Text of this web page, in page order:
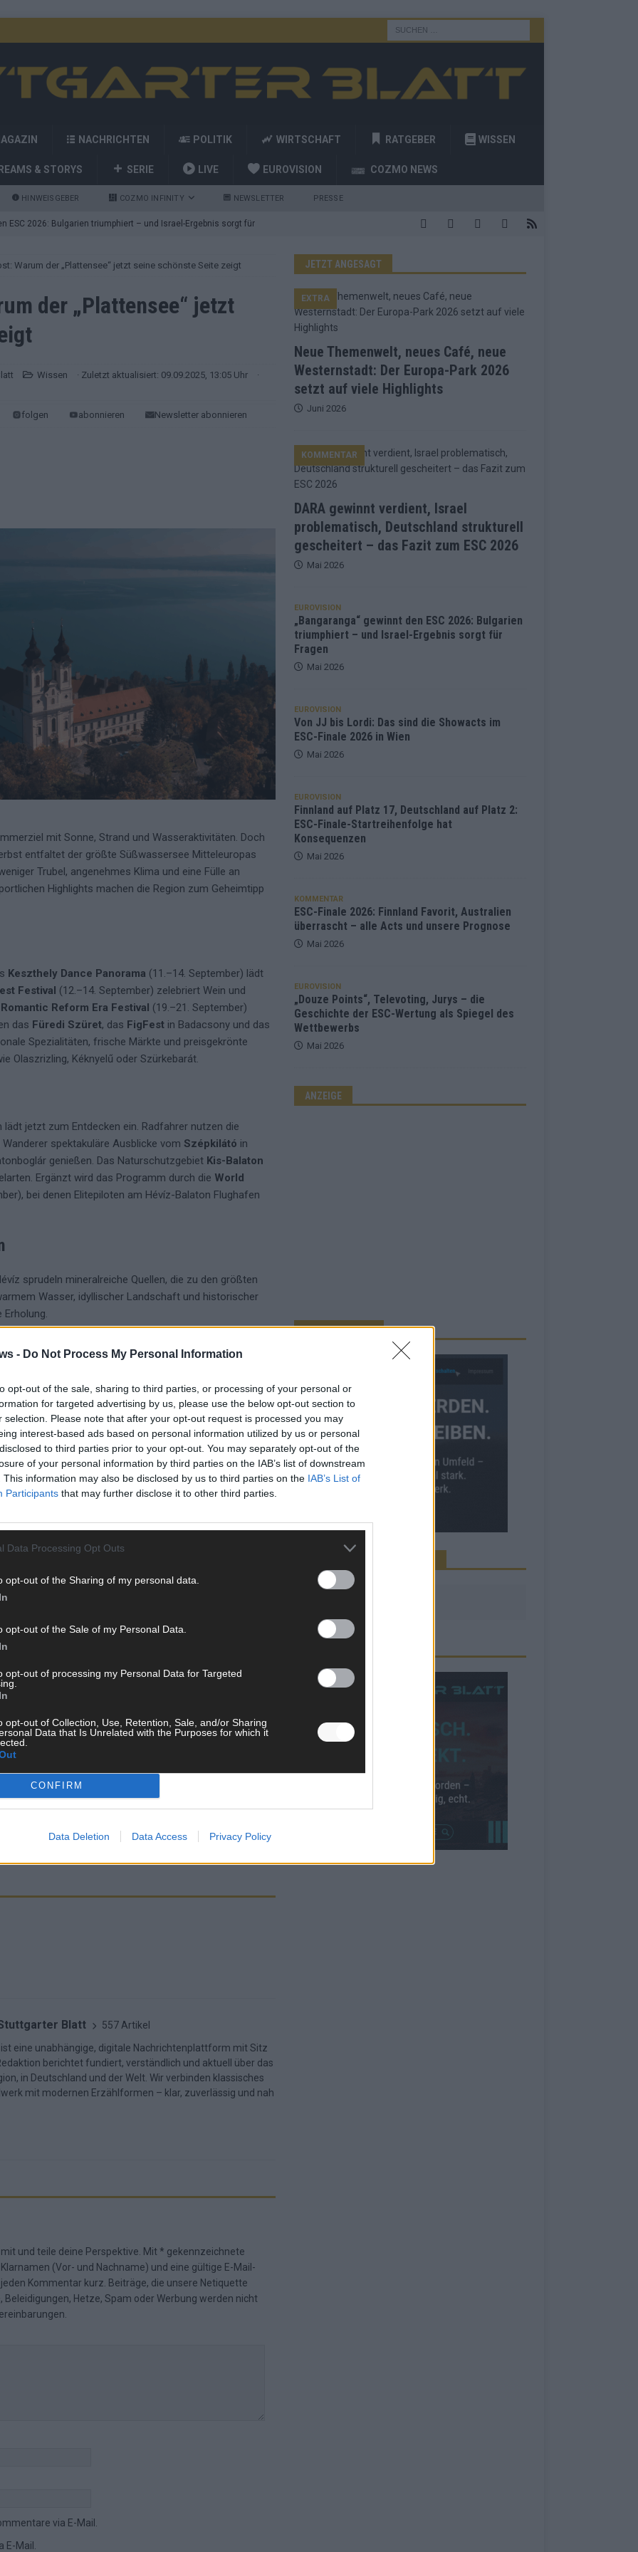
- Do Not Process My Personal Information
opt-out of the sale, sharing to third parties, or processing of your personal or
for targeted advertising by us, please use the below opt-out section to
selection. Please note that after your opt-out request is processed you may
interest-based ads based on personal information utilized by us or personal
to third parties prior to your opt-out. You may separately opt-out of the
of your personal information by third parties on the IAB’s list of downstream
This information may also be disclosed by us to third parties on the IAB’s List of
Participants that may further disclose it to other third parties.
Data Processing Opt Outs
opt-out of the Sharing of my personal data.
opt-out of the Sale of my Personal Data.
opt-out of processing my Personal Data for Targeted
opt-out of Collection, Use, Retention, Sale, and/or Sharing
Data that Is Unrelated with the Purposes for which it
CONFIRM
Data Deletion Data Access Privacy Policy
NACHRICHTEN POLITIK WIRTSCHAFT RATGEBER WISSEN
& STORYS SERIE LIVE EUROVISION COZMO NEWS
HINWEISGEBER COZMO INFINITY NEWSLETTER PRESSE
ESC 2026: Bulgarien triumphiert – und Israel-Ergebnis sorgt für
die Showacts im ESC-Finale 2026 in Wien EUROVISION
auf Platz 2: ESC-Finale-Startreihenfolge hat
Favorit, Australien überrascht – alle Acts und unsere Prognose
problematisch, Deutschland strukturell gescheitert – das
Warum der „Plattensee“ jetzt seine schönste Seite zeigt
der „Plattensee“ jetzt
Wissen · Zuletzt aktualisiert: 09.09.2025, 13:05 Uhr
·
folgen abonnieren Newsletter abonnieren
mit Sonne, Strand und Wasseraktivitäten. Doch
entfaltet der größte Süßwassersee Mitteleuropas
Trubel, angenehmes Klima und eine Fülle an
Highlights machen die Region zum Geheimtipp
Keszthely Dance Panorama (11.–14. September) lädt
Festival (12.–14. September) zelebriert Wein und
Romantic Reform Era Festival (19.–21. September)
das Füredi Szüret, das FigFest in Badacsony und das
Spezialitäten, frische Märkte und preisgekrönte
Olaszrizling, Kéknyelű oder Szürkebarát.
jetzt zum Entdecken ein. Radfahrer nutzen die
spektakuläre Ausblicke vom Szépkilátó in
genießen. Das Naturschutzgebiet Kis-Balaton
Ergänzt wird das Programm durch die World
bei denen Elitepiloten am Hévíz-Balaton Flughafen
sprudeln mineralreiche Quellen, die zu den größten
Wasser, idyllischer Landschaft und historischer
und vielseitiger – ein Reiseziel, das Kultur, Natur,
HERBST UNGARN REISEN
Blatt 557 Artikel
eine unabhängige, digitale Nachrichtenplattform mit Sitz
berichtet fundiert, verständlich und aktuell über das
in Deutschland und der Welt. Wir verbinden klassisches
mit modernen Erzählformen – klar, zuverlässig und nah
und teile deine Perspektive. Mit * gekennzeichnete
(Vor- und Nachname) und eine gültige E-Mail-
Kommentar kurz. Beiträge, die unsere Netiquette
Hetze, Spam oder Werbung werden nicht
.
via E-Mail.
E-Mail.
JETZT ANGESAGT
Neue Themenwelt, neues Café, neue
Westernstadt: Der Europa-Park 2026
setzt auf viele Highlights
EXTRA
Juni 2026
DARA gewinnt verdient, Israel
problematisch, Deutschland strukturell
gescheitert – das Fazit zum ESC 2026
KOMMENTAR
Mai 2026
EUROVISION
„Bangaranga“ gewinnt den ESC 2026: Bulgarien
triumphiert – und Israel-Ergebnis sorgt für
Fragen
Mai 2026
EUROVISION
Von JJ bis Lordi: Das sind die Showacts im
ESC-Finale 2026 in Wien
Mai 2026
EUROVISION
Finnland auf Platz 17, Deutschland auf Platz 2:
ESC-Finale-Startreihenfolge hat
Konsequenzen
Mai 2026
KOMMENTAR
ESC-Finale 2026: Finnland Favorit, Australien
überrascht – alle Acts und unsere Prognose
Mai 2026
EUROVISION
„Douze Points“, Televoting, Jurys – die
Geschichte der ESC-Wertung als Spiegel des
Wettbewerbs
Mai 2026
ANZEIGE
WERBE BEI UNS!